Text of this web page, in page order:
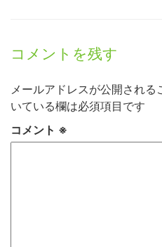
コメントを残す
メールアドレスが公開される
いている欄は必須項目です
コメント ※